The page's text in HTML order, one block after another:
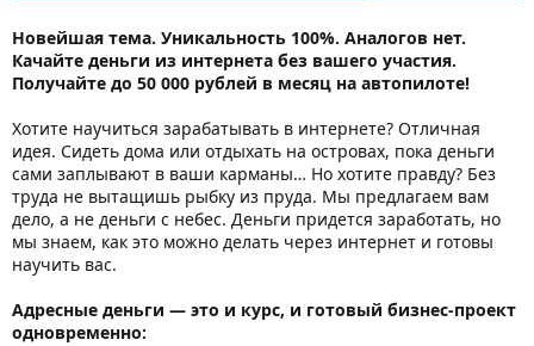
Новейшая тема. Уникальность 100%. Аналогов нет.
Качайте деньги из интернета без вашего участия.
Получайте до 50 000 рублей в месяц на автопилоте!
Хотите научиться зарабатывать в интернете? Отличная
идея. Сидеть дома или отдыхать на островах, пока деньги
сами заплывают в ваши карманы… Но хотите правду? Без
труда не вытащишь рыбку из пруда. Мы предлагаем вам
дело, а не деньги с небес. Деньги придется заработать, но
мы знаем, как это можно делать через интернет и готовы
научить вас.
Адресные деньги — это и курс, и готовый бизнес-проект
одновременно: